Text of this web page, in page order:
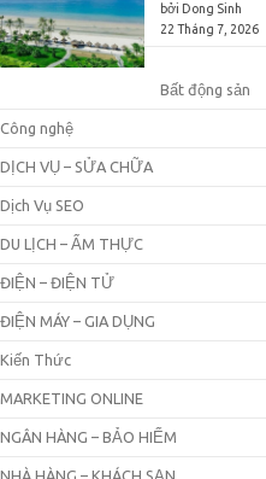
bởi Dong Sinh
22 Tháng 7, 2026
Bất động sản
Công nghệ
DỊCH VỤ – SỬA CHỮA
Dịch Vụ SEO
DU LỊCH – ẨM THỰC
ĐIỆN – ĐIỆN TỬ
ĐIỆN MÁY – GIA DỤNG
Kiến Thức
MARKETING ONLINE
NGÂN HÀNG – BẢO HIỂM